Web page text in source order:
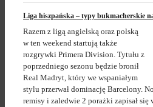
Liga hiszpańska – typy bukmacherskie
Razem z ligą angielską oraz polską
w ten weekend startują także
rozgrywki Primera Division. Tytułu z
poprzedniego sezonu będzie bronił
Real Madryt, który we wspaniałym
stylu przerwał dominację Barcelony.
remisy i zaledwie 2 porażki zapisał